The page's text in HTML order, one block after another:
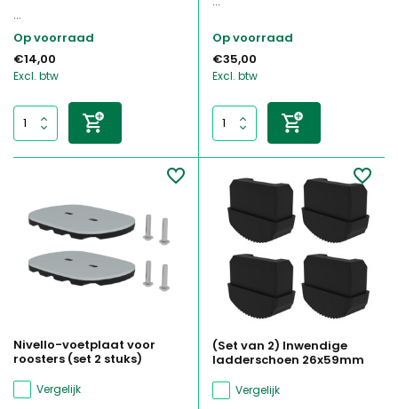
...
Op voorraad
€14,00
Excl. btw
Op voorraad
€35,00
Excl. btw
Nivello-voetplaat voor
roosters (set 2 stuks)
Vergelijk
(Set van 2) Inwendige
ladderschoen 26x59mm
Vergelijk